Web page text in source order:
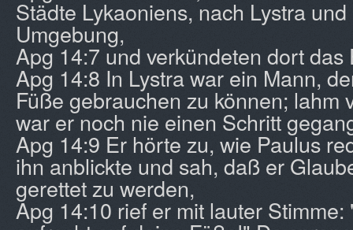
Städte Lykaoniens, nach Lystra
Umgebung,
Apg 14:7 und verkündeten dort das
Apg 14:8 In Lystra war ein Mann,
Füße gebrauchen zu können; lahm
war er noch nie einen Schritt
Apg 14:9 Er hörte zu, wie Paulus
ihn anblickte und sah, daß er
gerettet zu werden,
Apg 14:10 rief er mit lauter Stimme: